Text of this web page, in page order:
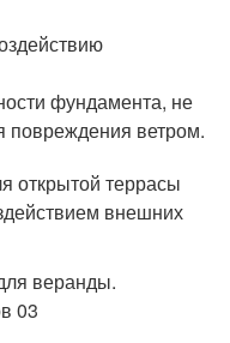
фундамента, не
повреждения ветром.
открытой террасы
внешних